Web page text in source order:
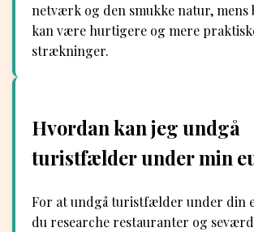
netværk og den smukke natur, mens
kan være hurtigere og mere
strækninger.
Hvordan kan jeg undgå
turistfælder under min
For at undgå turistfælder under din
du researche restauranter og